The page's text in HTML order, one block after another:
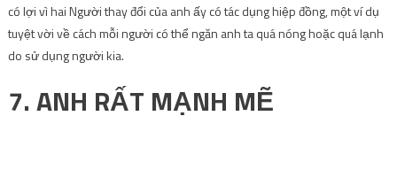
có lợi vì hai Người thay đổi của anh ấy có tác dụng hiệp đồng, một ví dụ
tuyệt vời về cách mỗi người có thể ngăn anh ta quá nóng hoặc quá lạnh
do sử dụng người kia.
7. ANH RẤT MẠNH MẼ